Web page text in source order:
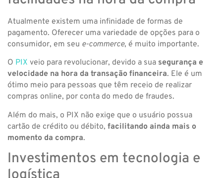
Atualmente existem uma infinidade de formas de
pagamento. Oferecer uma variedade de opções para o
consumidor, em seu e-commerce, é muito importante.
O PIX veio para revolucionar, devido a sua segurança e
velocidade na hora da transação financeira. Ele é um
ótimo meio para pessoas que têm receio de realizar
compras online, por conta do medo de fraudes.
Além do mais, o PIX não exige que o usuário possua
cartão de crédito ou débito, facilitando ainda mais o
momento da compra.
Investimentos em tecnologia e